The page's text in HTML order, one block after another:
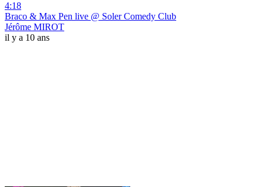
4:18
Braco & Max Pen live @ Soler Comedy Club
Jérôme MIROT
il y a 10 ans